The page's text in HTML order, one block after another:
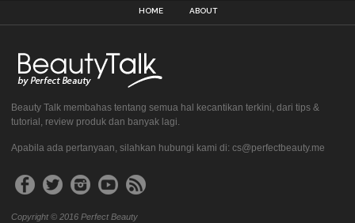
HOME ABOUT
Beauty Talk membahas tentang semua hal kecantikan terkini, dari tips &
tutorial, review produk dan banyak lagi.
Apabila ada pertanyaan, silahkan hubungi kami di: cs@perfectbeauty.me
Copyright © 2016 Perfect Beauty